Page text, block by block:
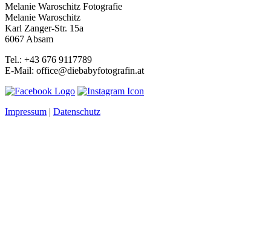
Melanie Waroschitz Fotografie
Melanie Waroschitz
Karl Zanger-Str. 15a
6067 Absam
Tel.: +43 676 9117789
E-Mail: office@diebabyfotografin.at
Impressum | Datenschutz